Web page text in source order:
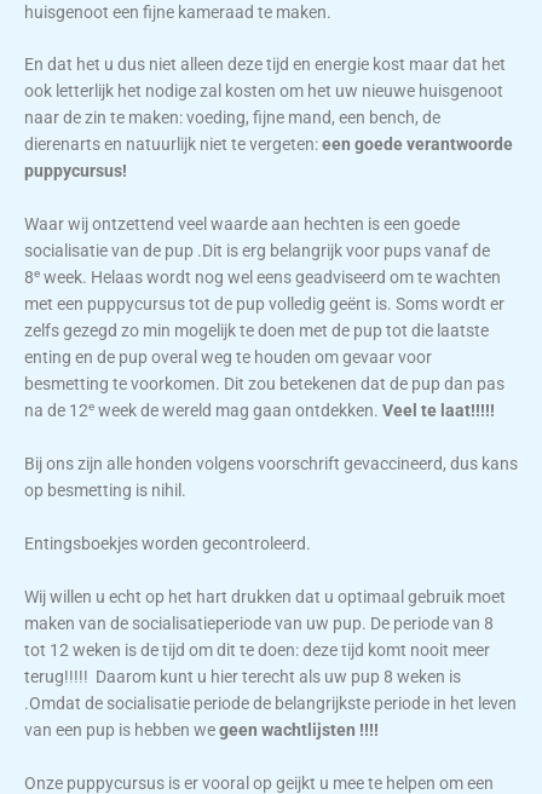
huisgenoot een fijne kameraad te maken.
En dat het u dus niet alleen deze tijd en energie kost maar dat het
ook letterlijk het nodige zal kosten om het uw nieuwe huisgenoot
naar de zin te maken: voeding, fijne mand, een bench, de
dierenarts en natuurlijk niet te vergeten:een goede verantwoorde
puppycursus!
Waar wij ontzettend veel waarde aan hechten is een goede
socialisatie van de pup .Dit is erg belangrijk voor pups vanaf de
8e week. Helaas wordt nog wel eens geadviseerd om te wachten
met een puppycursus tot de pup volledig geënt is. Soms wordt er
zelfs gezegd zo min mogelijk te doen met de pup tot die laatste
enting en de pup overal weg te houden om gevaar voor
besmetting te voorkomen. Dit zou betekenen dat de pup dan pas
na de 12e week de wereld mag gaan ontdekken. Veel te laat!!!!!
Bij ons zijn alle honden volgens voorschrift gevaccineerd, dus kans
op besmetting is nihil.
Entingsboekjes worden gecontroleerd.
Wij willen u echt op het hart drukken dat u optimaal gebruik moet
maken van de socialisatieperiode van uw pup. De periode van 8
tot 12 weken is de tijd om dit te doen: deze tijd komt nooit meer
terug!!!!! Daarom kunt u hier terecht als uw pup 8 weken is
.Omdat de socialisatie periode de belangrijkste periode in het leven
van een pup is hebben wegeen wachtlijsten !!!!
Onze puppycursus is er vooral op geijkt u mee te helpen om een